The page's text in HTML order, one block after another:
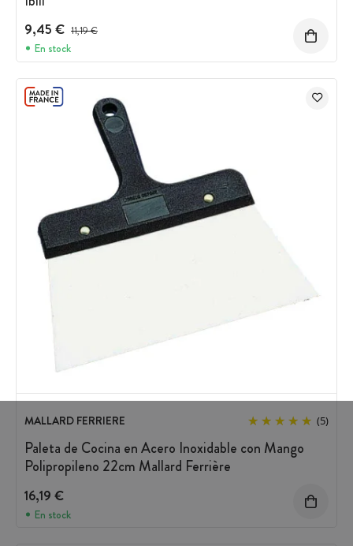
9,45 € Precio antes del descuento
11,19 €
En stock
MALLARD FERRIERE (5)
Paleta de Cocina en Acero Inoxidable con Mango
Polipropileno 22cm Mallard Ferrière
16,19 €
En stock